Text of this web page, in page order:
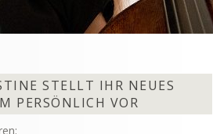
STELLT IHR NEUES
PERSÖNLICH VOR